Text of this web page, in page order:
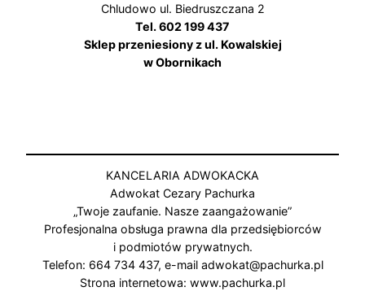
Chludowo ul. Biedruszczana 2
Tel. 602 199 437
Sklep przeniesiony z ul. Kowalskiej
w Obornikach
KANCELARIA ADWOKACKA
Adwokat Cezary Pachurka
„Twoje zaufanie. Nasze zaangażowanie”
Profesjonalna obsługa prawna dla przedsiębiorców
i podmiotów prywatnych.
Telefon: 664 734 437, e-mail adwokat@pachurka.pl
Strona internetowa: www.pachurka.pl